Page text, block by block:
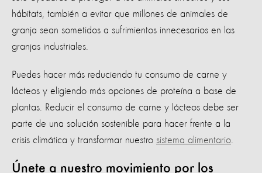
hábitats, también a evitar que millones de animales de
granja sean sometidos a sufrimientos innecesarios en las
granjas industriales.
Puedes hacer más reduciendo tu consumo de carne y
lácteos y eligiendo más opciones de proteína a base de
plantas. Reducir el consumo de carne y lácteos debe ser
parte de una solución sostenible para hacer frente a la
crisis climática y transformar nuestro sistema alimentario
Únete a nuestro movimiento por los